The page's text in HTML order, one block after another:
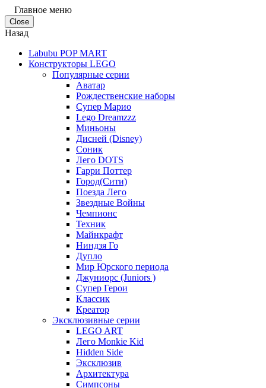
Главное меню
Close
Назад
Labubu POP MART
Конструкторы LEGO
Популярные серии
Аватар
Рождественские наборы
Супер Марио
Lego Dreamzzz
Миньоны
Дисней (Disney)
Соник
Лего DOTS
Гарри Поттер
Город(Сити)
Поезда Лего
Звездные Войны
Чемпионс
Техник
Майнкрафт
Ниндзя Го
Дупло
Мир Юрского периода
Джуниорс (Juniors )
Супер Герои
Классик
Креатор
Эксклюзивные серии
LEGO ART
Лего Monkie Kid
Hidden Side
Эксклюзив
Архитектура
Симпсоны